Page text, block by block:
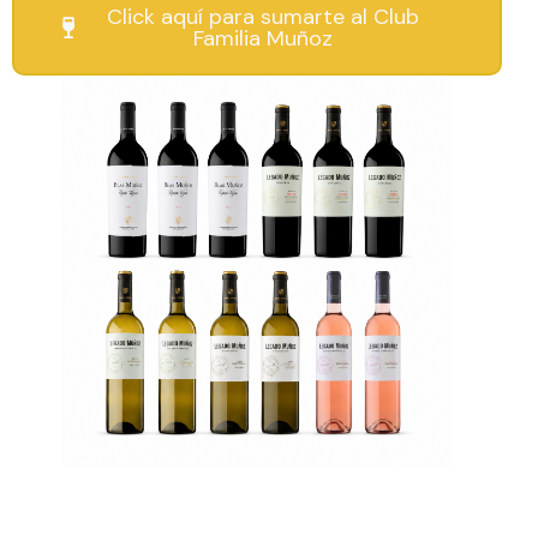
Click aquí para sumarte al Club
Familia Muñoz